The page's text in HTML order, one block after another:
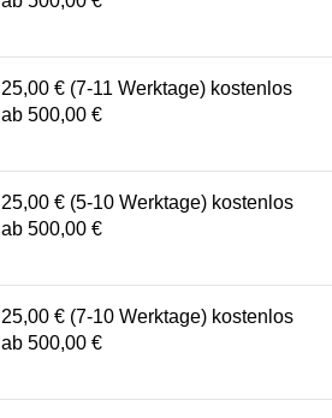
25,00 € (7-11 Werktage) kostenlos
ab 500,00 €
25,00 € (5-10 Werktage) kostenlos
ab 500,00 €
25,00 € (7-10 Werktage) kostenlos
ab 500,00 €